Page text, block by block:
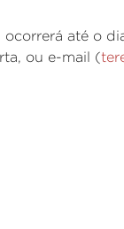
até o
ou e-mail (